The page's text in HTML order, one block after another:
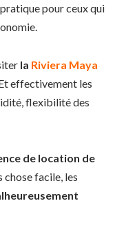
pour ceux qui
la Riviera Maya
Et effectivement les
flexibilité des
de location de
chose facile, les